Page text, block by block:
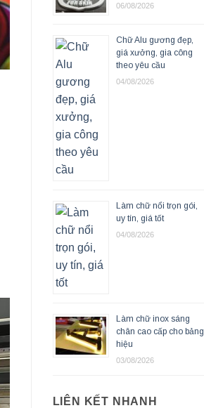
06/08/2026
Chữ Alu gương đẹp,
giá xưởng, gia công
theo yêu cầu
04/08/2026
Làm chữ nổi trọn gói,
uy tín, giá tốt
04/08/2026
Làm chữ inox sáng
chân cao cấp cho bảng
hiệu
03/08/2026
LIÊN KẾT NHANH